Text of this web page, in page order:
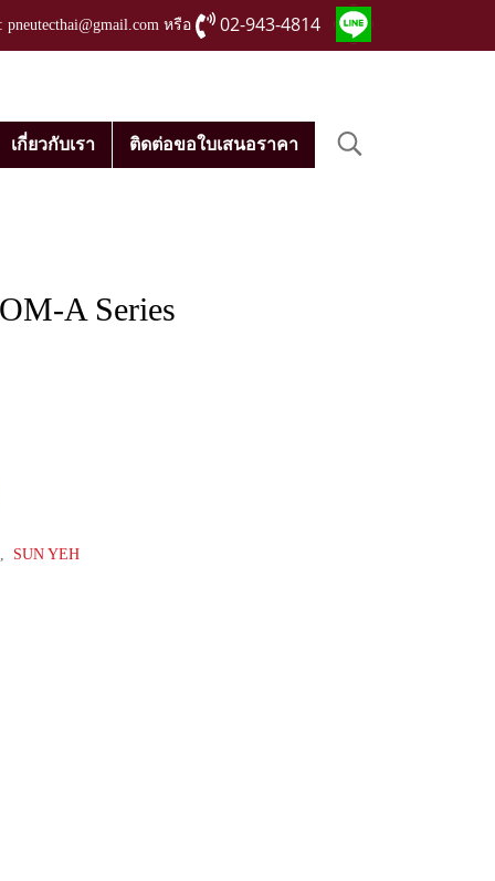
หรือ 02-943-4814
เกี่ยวกับเรา ติดต่อขอใบเสนอราคา
A Series
, SUN YEH